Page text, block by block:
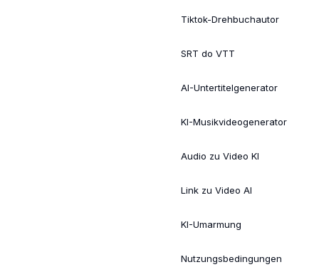
Tiktok-Drehbuchautor
SRT do VTT
AI-Untertitelgenerator
KI-Musikvideogenerator
Audio zu Video KI
Link zu Video AI
KI-Umarmung
Nutzungsbedingungen